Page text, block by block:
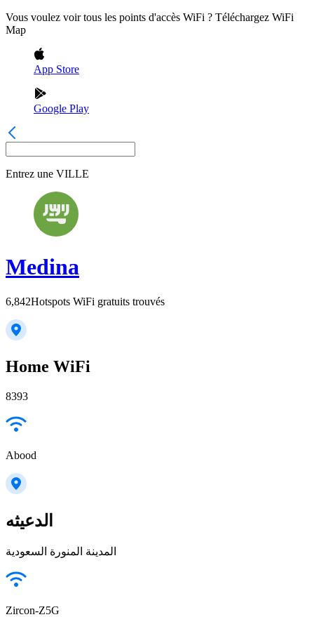
Vous voulez voir tous les points d'accès WiFi ? Téléchargez WiFi
Map
App Store
Google Play
Entrez une VILLE
Medina
6,842Hotspots WiFi gratuits trouvés
Home WiFi
8393
Abood
الدعيثه
المدينة المنورة السعودية
Zircon-Z5G